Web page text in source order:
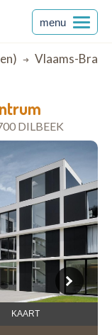
menu
Vlaams-
DILBEEK
9
KAART